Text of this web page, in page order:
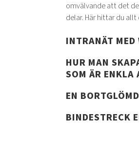
omvälvande att det
delar. Här hittar du allt
INTRANÄT MED
HUR MAN
SOM ÄR ENKLA
EN
BINDESTRECK